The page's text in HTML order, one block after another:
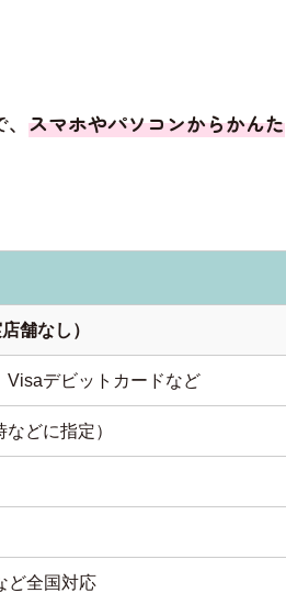
スマホやパソコンからかんた
舗なし）
Visaデビットカードなど
どに指定）
ど全国対応